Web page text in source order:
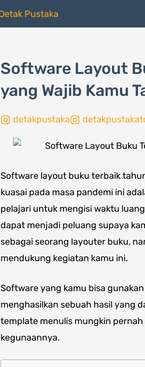
Software Layout
yang Wajib Kamu
detakpustaka
Software layout buku terbaik
kuasai pada masa pandemi ini
pelajari untuk mengisi waktu
dapat menjadi peluang supaya
sebagai seorang layouter buku,
mendukung kegiatan kamu ini.
Software yang kamu bisa
menghasilkan sebuah hasil yang
template menulis mungkin
kegunaannya.